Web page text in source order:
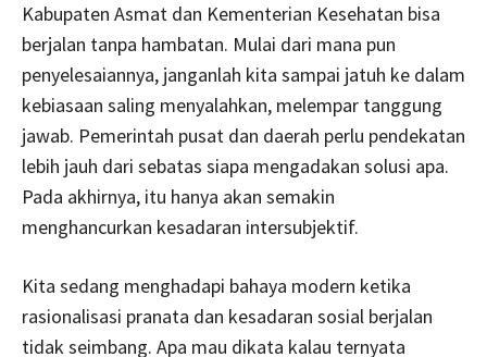
Kabupaten Asmat dan Kementerian Kesehatan bisa
berjalan tanpa hambatan. Mulai dari mana pun
penyelesaiannya, janganlah kita sampai jatuh ke dalam
kebiasaan saling menyalahkan, melempar tanggung
jawab. Pemerintah pusat dan daerah perlu pendekatan
lebih jauh dari sebatas siapa mengadakan solusi apa.
Pada akhirnya, itu hanya akan semakin
menghancurkan kesadaran intersubjektif.
Kita sedang menghadapi bahaya modern ketika
rasionalisasi pranata dan kesadaran sosial berjalan
tidak seimbang. Apa mau dikata kalau ternyata